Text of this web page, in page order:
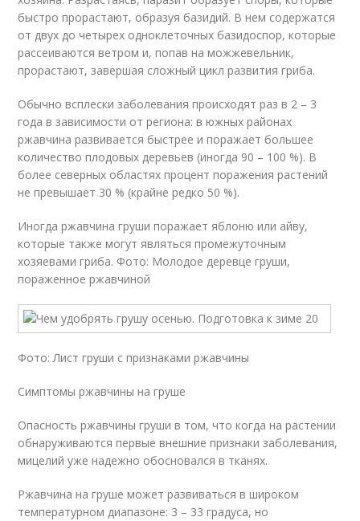
быстро прорастают, образуя базидий. В нем содержатся
от двух до четырех одноклеточных базидоспор, которые
рассеиваются ветром и, попав на можжевельник,
прорастают, завершая сложный цикл развития гриба.
Обычно всплески заболевания происходят раз в 2 – 3
года в зависимости от региона: в южных районах
ржавчина развивается быстрее и поражает большее
количество плодовых деревьев (иногда 90 – 100 %). В
более северных областях процент поражения растений
не превышает 30 % (крайне редко 50 %).
Иногда ржавчина груши поражает яблоню или айву,
которые также могут являться промежуточным
хозяевами гриба. Фото: Молодое деревце груши,
пораженное ржавчиной
Фото: Лист груши с признаками ржавчины
Симптомы ржавчины на груше
Опасность ржавчины груши в том, что когда на растении
обнаруживаются первые внешние признаки заболевания,
мицелий уже надежно обосновался в тканях.
Ржавчина на груше может развиваться в широком
температурном диапазоне: 3 – 33 градуса, но